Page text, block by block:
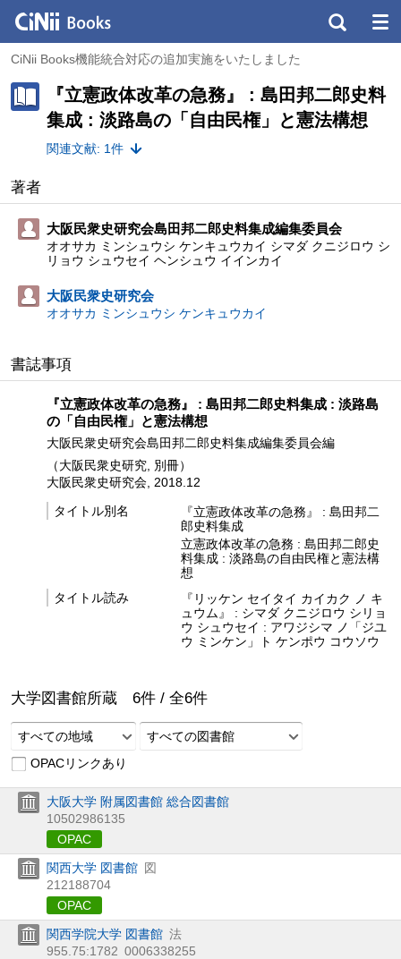
CiNii Books機能統合対応の追加実施をいたしました
『立憲政体改革の急務』 : 島田邦二郎史料
集成 : 淡路島の「自由民権」と憲法構想
関連文献: 1件
著者
大阪民衆史研究会島田邦二郎史料集成編集委員会
オオサカ ミンシュウシ ケンキュウカイ シマダ クニジロウ シ
リョウ シュウセイ ヘンシュウ イインカイ
大阪民衆史研究会
オオサカ ミンシュウシ ケンキュウカイ
書誌事項
『立憲政体改革の急務』 : 島田邦二郎史料集成 : 淡路島
の「自由民権」と憲法構想
大阪民衆史研究会島田邦二郎史料集成編集委員会編
（大阪民衆史研究, 別冊）
大阪民衆史研究会, 2018.12
タイトル別名
『立憲政体改革の急務』 : 島田邦二
郎史料集成
立憲政体改革の急務 : 島田邦二郎史
料集成 : 淡路島の自由民権と憲法構
想
タイトル読み
『リッケン セイタイ カイカク ノ キ
ュウム』 : シマダ クニジロウ シリョ
ウ シュウセイ : アワジシマ ノ「ジユ
ウ ミンケン」ト ケンポウ コウソウ
大学図書館所蔵 6件 / 全6件
すべての地域
すべての図書館
OPACリンクあり
大阪大学 附属図書館 総合図書館
10502986135
OPAC
関西大学 図書館 図
212188704
OPAC
関西学院大学 図書館 法
955.75:1782 0006338255